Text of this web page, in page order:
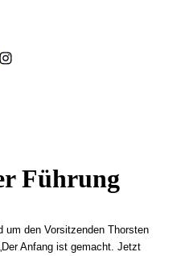
Besuche den HSTV auf Instagram
Führung
um den Vorsitzenden Thorsten
Anfang ist gemacht. Jetzt